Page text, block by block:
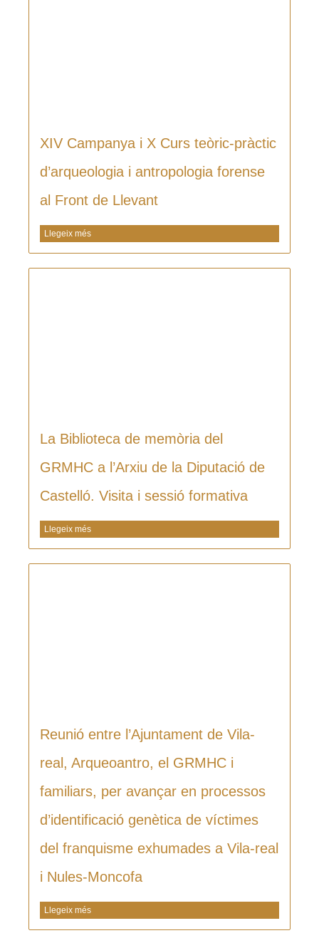
XIV Campanya i X Curs teòric-pràctic
d’arqueologia i antropologia forense
al Front de Llevant
Llegeix més
La Biblioteca de memòria del
GRMHC a l’Arxiu de la Diputació de
Castelló. Visita i sessió formativa
Llegeix més
Reunió entre l’Ajuntament de Vila-
real, Arqueoantro, el GRMHC i
familiars, per avançar en processos
d’identificació genètica de víctimes
del franquisme exhumades a Vila-real
i Nules-Moncofa
Llegeix més